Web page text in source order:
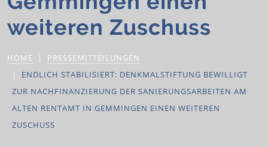
weiteren Zuschuss
HOME
PRESSEMITTEILUNGEN
ENDLICH STABILISIERT: DENKMALSTIFTUNG BEWILLIGT
ZUR NACHFINANZIERUNG DER SANIERUNGSARBEITEN AM
ALTEN RENTAMT IN GEMMINGEN EINEN WEITEREN
ZUSCHUSS